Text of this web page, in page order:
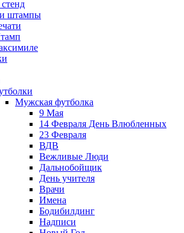
штампы
Мужская футболка
9 Мая
14 Февраля День Влюбленных
23 Февраля
ВДВ
Вежливые Люди
Дальнобойщик
День учителя
Врачи
Имена
Бодибилдинг
Надписи